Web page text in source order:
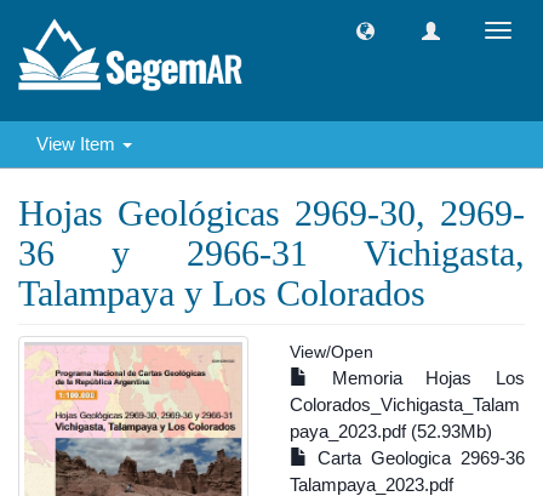
View Item
Hojas Geológicas 2969-30, 2969-
36 y 2966-31 Vichigasta,
Talampaya y Los Colorados
View/Open
Memoria Hojas Los
Colorados_Vichigasta_Talam
paya_2023.pdf (52.93Mb)
Carta Geologica 2969-36
Talampaya_2023.pdf